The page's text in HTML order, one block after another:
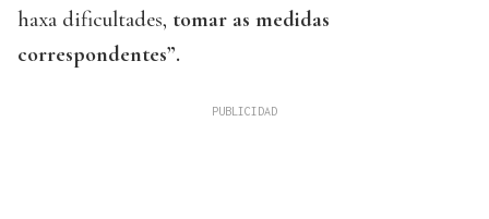
haxa dificultades, tomar as medidas
correspondentes”.